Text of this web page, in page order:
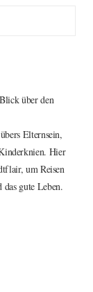
über den
Elternsein,
Hier
um Reisen
gute Leben.